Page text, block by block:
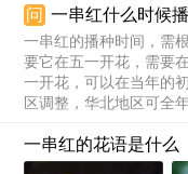
问 一串红什么时候
一串红的播种时间，需
要它在五一开花，需要
一开花，可以在当年的
区调整，华北地区可全
一串红的花语是什么